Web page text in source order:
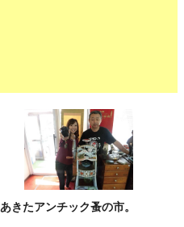
あきたアンチック蚤の市。